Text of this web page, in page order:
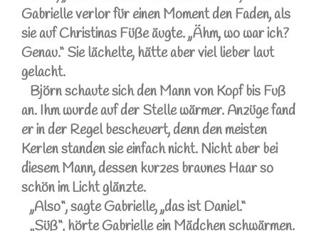
Gabrielle verlor für einen Moment den Faden, als
sie auf Christinas Füße äugte. „Ähm, wo war ich?
Genau.“ Sie lächelte, hätte aber viel lieber laut
gelacht.
Björn schaute sich den Mann von Kopf bis Fuß
an. Ihm wurde auf der Stelle wärmer. Anzüge fand
er in der Regel bescheuert, denn den meisten
Kerlen standen sie einfach nicht. Nicht aber bei
diesem Mann, dessen kurzes braunes Haar so
schön im Licht glänzte.
„Also“, sagte Gabrielle, „das ist Daniel.“
„Süß“, hörte Gabrielle ein Mädchen schwärmen.